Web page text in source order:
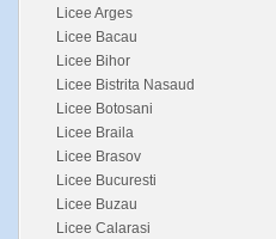
Licee Arges
Licee Bacau
Licee Bihor
Licee Bistrita Nasaud
Licee Botosani
Licee Braila
Licee Brasov
Licee Bucuresti
Licee Buzau
Licee Calarasi